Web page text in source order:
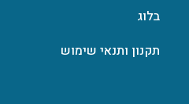
בלוג
תקנון ותנאי שימוש